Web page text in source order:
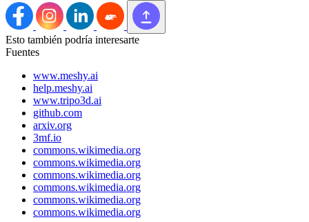
Esto también podría interesarte
Fuentes
www.meshy.ai
help.meshy.ai
www.tripo3d.ai
github.com
arxiv.org
3mf.io
commons.wikimedia.org
commons.wikimedia.org
commons.wikimedia.org
commons.wikimedia.org
commons.wikimedia.org
commons.wikimedia.org